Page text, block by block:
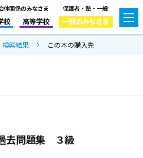
体関係のみなさま
校 高等学校
保護者・塾・一般
一般のみなさま
検索結果 この本の購入先
去問題集 ３級